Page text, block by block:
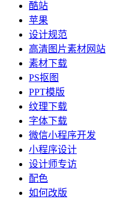
酷站
苹果
设计规范
高清图片素材网站
素材下载
PS抠图
PPT模版
纹理下载
字体下载
微信小程序开发
小程序设计
设计师专访
配色
如何改版